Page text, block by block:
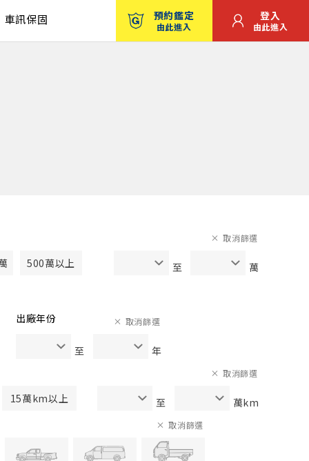
車訊保固 預約鑑定
由此進入
登入
由此進入
500萬以上 至 萬
取消篩選
出廠年份
至 年
取消篩選
15萬km以上 至 萬km
取消篩選
取消篩選